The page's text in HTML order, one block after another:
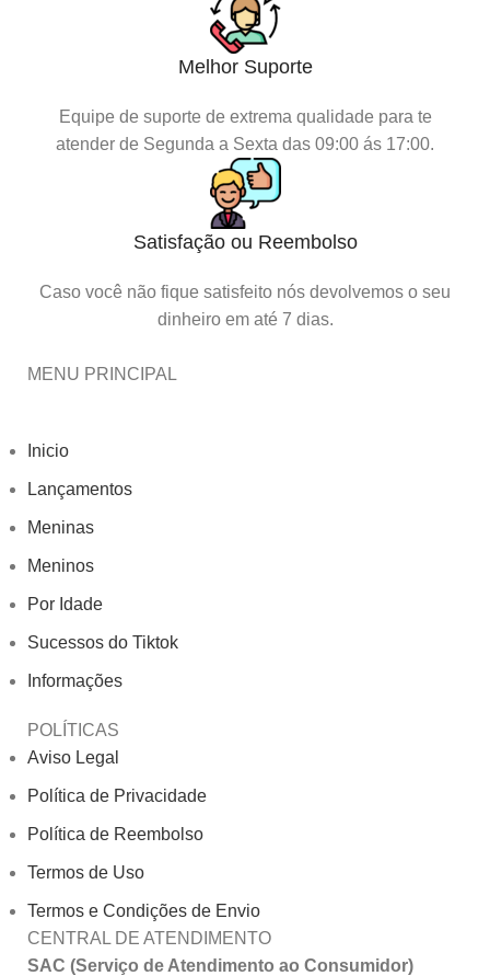
Melhor Suporte
Equipe de suporte de extrema qualidade para te
atender de Segunda a Sexta das 09:00 ás 17:00.
Satisfação ou Reembolso
Caso você não fique satisfeito nós devolvemos o seu
dinheiro em até 7 dias.
MENU PRINCIPAL
Inicio
Lançamentos
Meninas
Meninos
Por Idade
Sucessos do Tiktok
Informações
POLÍTICAS
Aviso Legal
Política de Privacidade
Política de Reembolso
Termos de Uso
Termos e Condições de Envio
CENTRAL DE ATENDIMENTO
SAC (Serviço de Atendimento ao Consumidor)